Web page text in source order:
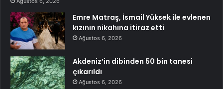
Emre Matraş, İsmail Yüksek ile evlenen
kızının nikahına itiraz etti
Ağustos 6, 2026
Akdeniz’in dibinden 50 bin tanesi
çıkarıldı
Ağustos 6, 2026